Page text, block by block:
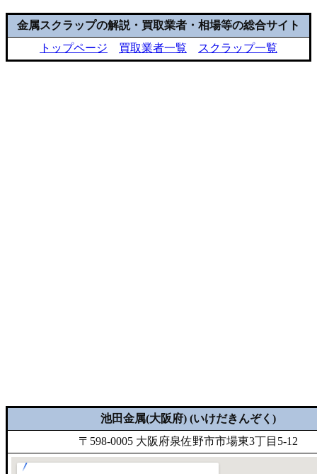
金属スクラップの解説・買取業者・相場等の総合サイト
トップページ
買取業者一覧 スクラップ一覧
池田金属(大阪府) (いけだきんぞく)
〒598-0005 大阪府泉佐野市市場東3丁目5-12